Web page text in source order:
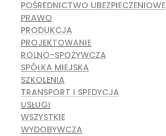
POŚREDNICTWO UBEZPIECZENIOWE
PRAWO
PRODUKCJA
PROJEKTOWANIE
ROLNO-SPOŻYWCZA
SPÓŁKA MIEJSKA
SZKOLENIA
TRANSPORT I SPEDYCJA
USŁUGI
WSZYSTKIE
WYDOBYWCZA